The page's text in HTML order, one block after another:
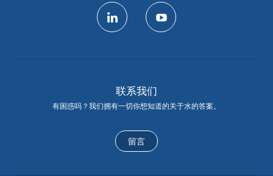
联系我们
有困惑吗？我们拥有一切你想知道的关于水的答案。
留言